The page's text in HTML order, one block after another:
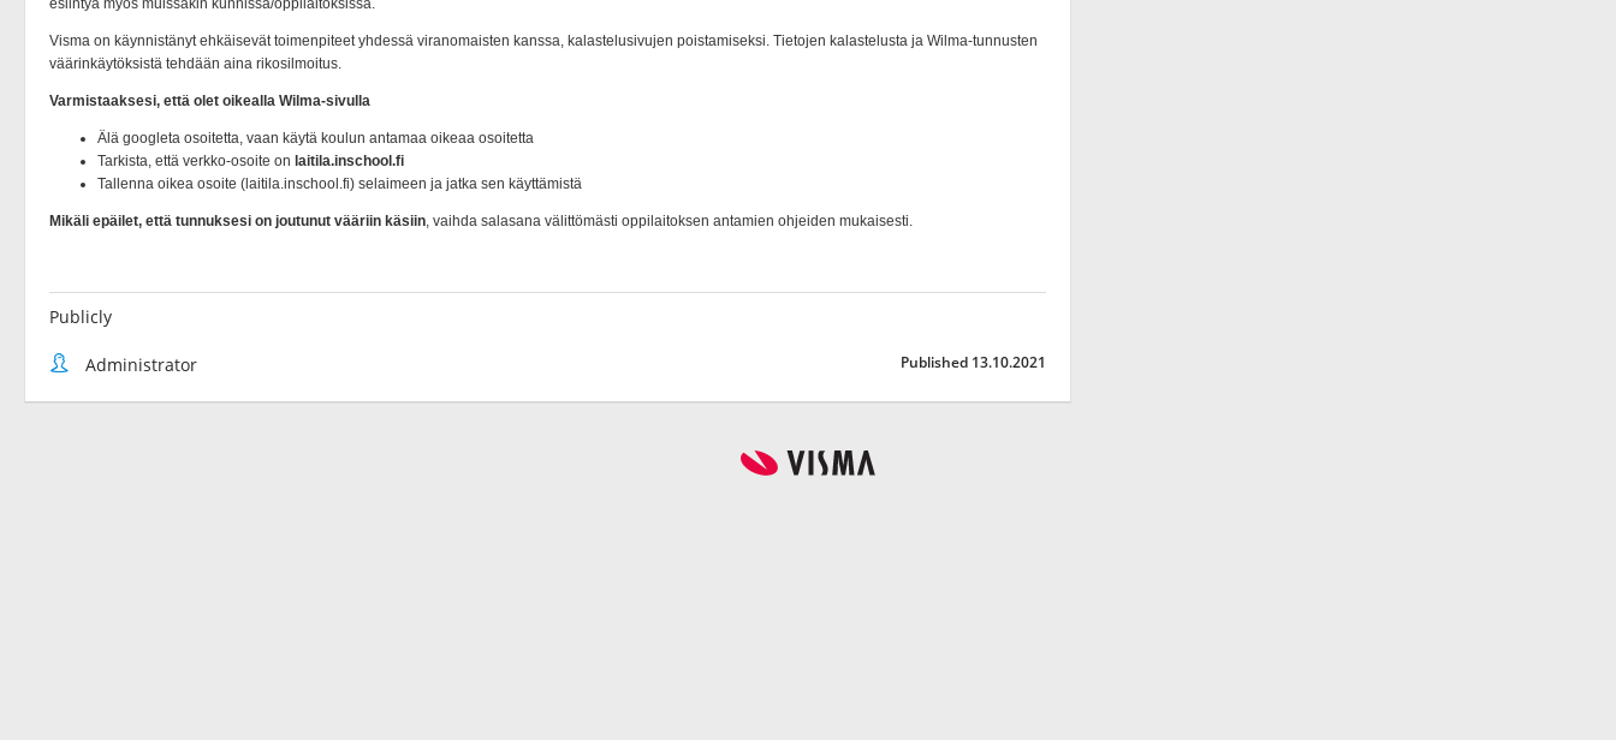
Publicly
Administrator Published 13.10.2021